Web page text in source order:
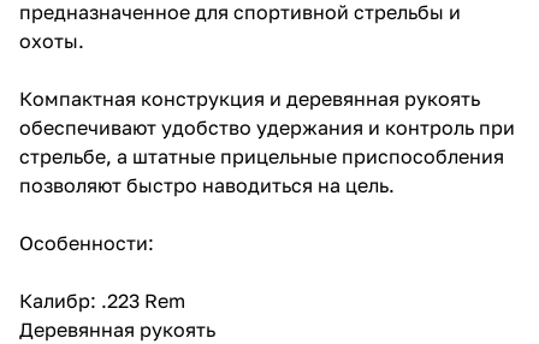
предназначенное для спортивной стрельбы и
охоты.
Компактная конструкция и деревянная рукоять
обеспечивают удобство удержания и контроль при
стрельбе, а штатные прицельные приспособления
позволяют быстро наводиться на цель.
Особенности:
Калибр: .223 Rem
Деревянная рукоять